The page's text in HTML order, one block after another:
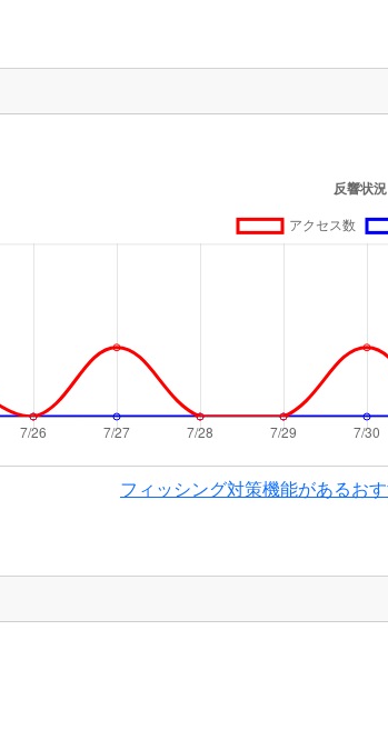
フィッシング対策機能があるお